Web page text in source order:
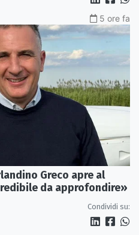
5 ore fa
Greco apre al
da approfondire»
Condividi su: